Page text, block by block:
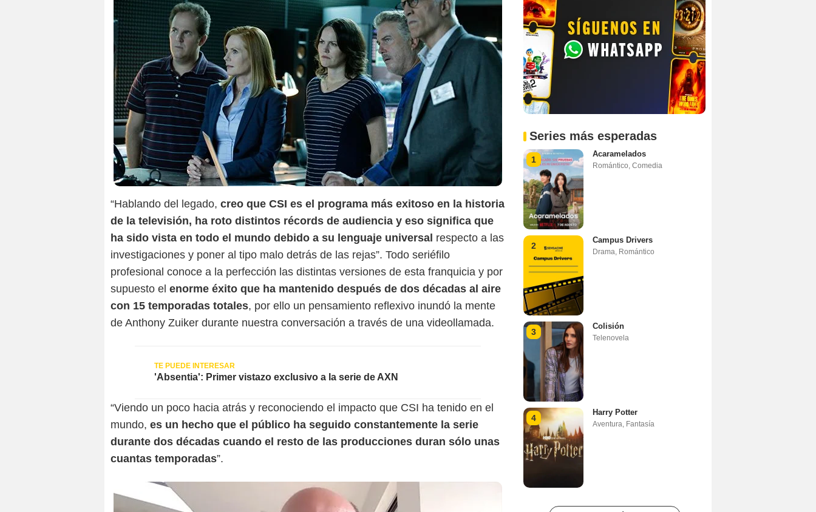
“Hablando del legado, creo que CSI es el programa más exitoso en la historia
de la televisión, ha roto distintos récords de audiencia y eso significa que
ha sido vista en todo el mundo debido a su lenguaje universal respecto a las
investigaciones y poner al tipo malo detrás de las rejas”. Todo seriéfilo
profesional conoce a la perfección las distintas versiones de esta franquicia y por
supuesto el enorme éxito que ha mantenido después de dos décadas al aire
con 15 temporadas totales, por ello un pensamiento reflexivo inundó la mente
de Anthony Zuiker durante nuestra conversación a través de una videollamada.
'Absentia': Primer vistazo exclusivo a la serie de AXN
“Viendo un poco hacia atrás y reconociendo el impacto que CSI ha tenido en el
mundo, es un hecho que el público ha seguido constantemente la serie
durante dos décadas cuando el resto de las producciones duran sólo unas
cuantas temporadas”.
Series más esperadas
1
Acaramelados
Romántico Comedia
2
Campus Drivers
Drama Romántico
3
Colisión
Telenovela
4
Harry Potter
Aventura Fantasía